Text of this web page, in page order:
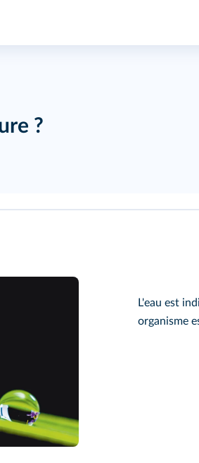
?
L'eau est
organisme